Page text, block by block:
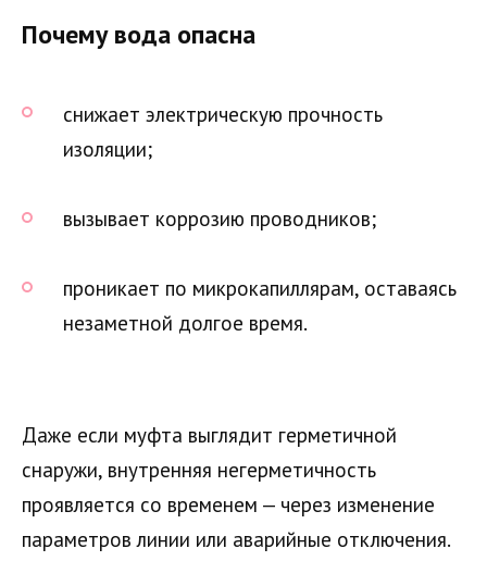
Почему вода опасна
снижает электрическую прочность
изоляции;
вызывает коррозию проводников;
проникает по микрокапиллярам, оставаясь
незаметной долгое время.
Даже если муфта выглядит герметичной
снаружи, внутренняя негерметичность
проявляется со временем — через изменение
параметров линии или аварийные отключения.